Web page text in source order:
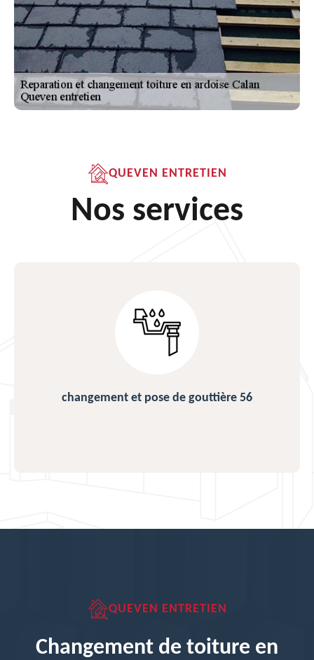
QUEVEN ENTRETIEN
Nos services
changement et pose de gouttière 56
QUEVEN ENTRETIEN
Changement de toiture en